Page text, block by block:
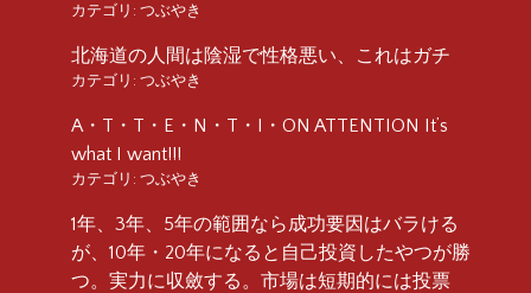
カテゴリ: つぶやき
北海道の人間は陰湿で性格悪い、これはガチ
カテゴリ: つぶやき
A・T・T・E・N・T・I・ON ATTENTION It’s
what I want!!!
カテゴリ: つぶやき
1年、3年、5年の範囲なら成功要因はバラける
が、10年・20年になると自己投資したやつが勝
つ。実力に収斂する。市場は短期的には投票